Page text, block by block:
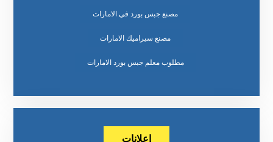
مصنع جبس بورد في الامارات
مصنع سيراميك الامارات
مطلوب معلم جبس بورد الامارات
إعلانات